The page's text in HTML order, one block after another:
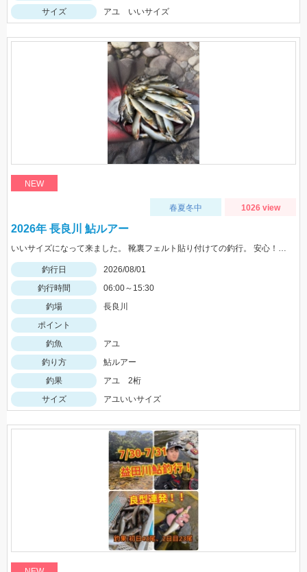
サイズ
アユ いいサイズ
NEW
春夏冬中 1026 view
2026年 長良川 鮎ルアー
いいサイズになって来ました。 靴裏フェルト貼り付けての釣行。 安心！店長〜アドバイスありがとうございました！
釣行日
2026/08/01
釣行時間
06:00～15:30
釣場
長良川
ポイント
釣魚
アユ
釣り方
鮎ルアー
釣果
アユ 2桁
サイズ
アユいいサイズ